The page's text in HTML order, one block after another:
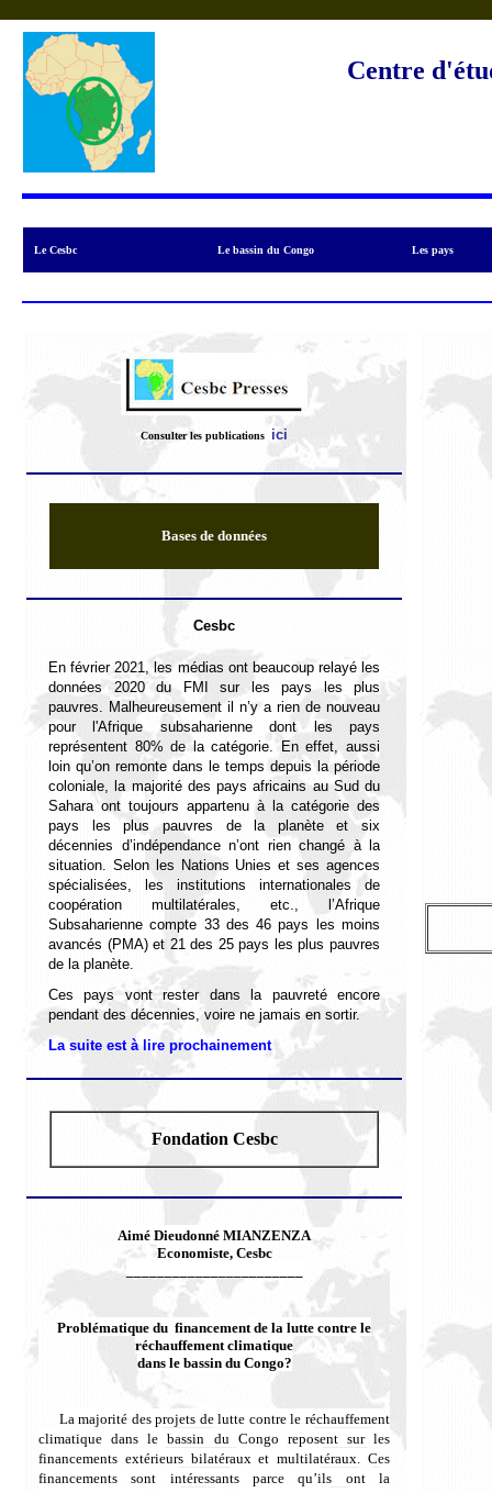
Centre
Le Cesbc Le bassin du Congo Les pays
Consulter les publications ici
Bases de données
Cesbc
En février 2021, les médias ont beaucoup relayé les
données 2020 du FMI sur les pays les plus
pauvres. Malheureusement il n’y a rien de nouveau
pour l'Afrique subsaharienne dont les pays
représentent 80% de la catégorie. En effet, aussi
loin qu’on remonte dans le temps depuis la période
coloniale, la majorité des pays africains au Sud du
Sahara ont toujours appartenu à la catégorie des
pays les plus pauvres de la planète et six
décennies d’indépendance n’ont rien changé à la
situation. Selon les Nations Unies et ses agences
spécialisées, les institutions internationales de
coopération multilatérales, etc., l ’Afrique
Subsaharienne compte 33 des 46 pays les moins
avancés (PMA) et 21 des 25 pays les plus pauvres
de la planète.
Ces pays vont rester dans la pauvreté encore
pendant des décennies, voire ne jamais en sortir.
La suite est à lire prochainement
Fondation Cesbc
Aimé Dieudonné MIANZENZA
Economiste, Cesbc
Problématique du financement de la lutte contre le
réchauffement climatique
dans le bassin du Congo?
La majorité des projets de lutte contre le réchauffement
climatique dans le bassin du Congo reposent sur les
financements extérieurs bilatéraux et multilatéraux. Ces
financements sont intéressants parce qu’ils ont la